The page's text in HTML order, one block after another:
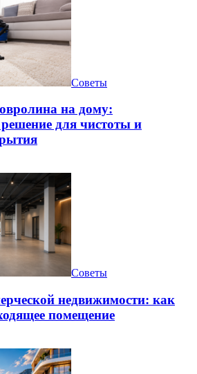
Советы
на дому:
для чистоты и
Советы
недвижимости: как
помещение